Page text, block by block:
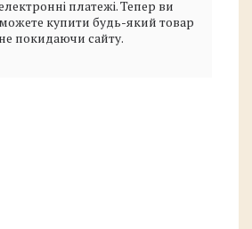
платежі. Тепер ви
можете купити будь-який товар
не покидаючи сайту.